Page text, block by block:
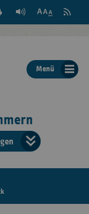
der
Seite
Feed
Menü
der